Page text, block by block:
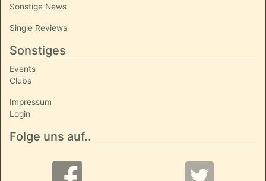
Sonstige News
Single Reviews
Sonstiges
Events
Clubs
Impressum
Login
Folge uns auf..